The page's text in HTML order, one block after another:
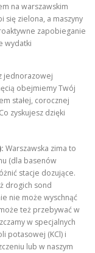
na warszawskim
się zielona, a maszyny
zapobieganie
wydatki
jednorazowej
obejmiemy Twój
stałej, corocznej
zyskujesz dzięki
Warszawska zima to
(dla basenów
stacje dozujące.
drogich sond
nie może wyschnąć
też przebywać w
w specjalnych
potasowej (KCl) i
lub w naszym